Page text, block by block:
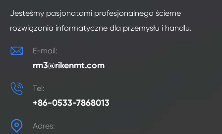
Jesteśmy pasjonatami profesjonalnego ścierne
rozwiązania informatyczne dla przemysłu i handlu.
 E-mail:
rm3@rikenmt.com
 Tel:
+86-0533-7868013
 Adres: